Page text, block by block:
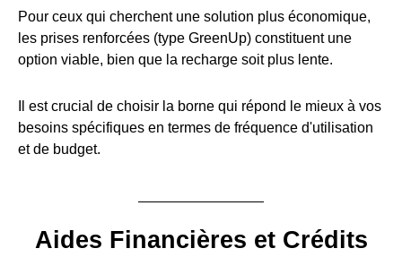
Pour ceux qui cherchent une solution plus économique,
les prises renforcées (type GreenUp) constituent une
option viable, bien que la recharge soit plus lente.
Il est crucial de choisir la borne qui répond le mieux à vos
besoins spécifiques en termes de fréquence d'utilisation
et de budget.
Aides Financières et Crédits